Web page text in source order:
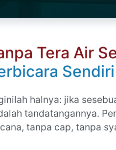
Tera Air
Sendiri
halnya: jika
tandatangannya.
tanpa cap, tanpa